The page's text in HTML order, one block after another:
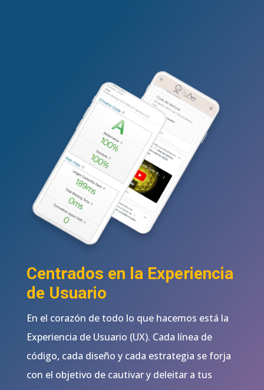
Centrados en la Experiencia
de Usuario
En el corazón de todo lo que hacemos está la
Experiencia de Usuario (UX). Cada línea de
código, cada diseño y cada estrategia se forja
con el objetivo de cautivar y deleitar a tus